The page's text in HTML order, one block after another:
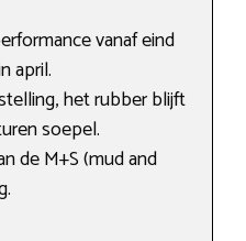
vanaf eind
april.
het rubber blijft
soepel.
de M+S (mud and